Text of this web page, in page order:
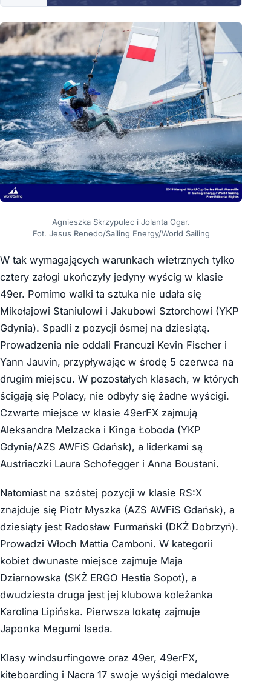
Agnieszka Skrzypulec i Jolanta Ogar.
Fot. Jesus Renedo/Sailing Energy/World Sailing
W tak wymagających warunkach wietrznych tylko
cztery załogi ukończyły jedyny wyścig w klasie
49er. Pomimo walki ta sztuka nie udała się
Mikołajowi Staniulowi i Jakubowi Sztorchowi (YKP
Gdynia). Spadli z pozycji ósmej na dziesiątą.
Prowadzenia nie oddali Francuzi Kevin Fischer i
Yann Jauvin, przypływając w środę 5 czerwca na
drugim miejscu. W pozostałych klasach, w których
ścigają się Polacy, nie odbyły się żadne wyścigi.
Czwarte miejsce w klasie 49erFX zajmują
Aleksandra Melzacka i Kinga Łoboda (YKP
Gdynia/AZS AWFiS Gdańsk), a liderkami są
Austriaczki Laura Schofegger i Anna Boustani.
Natomiast na szóstej pozycji w klasie RS:X
znajduje się Piotr Myszka (AZS AWFiS Gdańsk), a
dziesiąty jest Radosław Furmański (DKŻ Dobrzyń).
Prowadzi Włoch Mattia Camboni. W kategorii
kobiet dwunaste miejsce zajmuje Maja
Dziarnowska (SKŻ ERGO Hestia Sopot), a
dwudziesta druga jest jej klubowa koleżanka
Karolina Lipińska. Pierwsza lokatę zajmuje
Japonka Megumi Iseda.
Klasy windsurfingowe oraz 49er, 49erFX,
kiteboarding i Nacra 17 swoje wyścigi medalowe